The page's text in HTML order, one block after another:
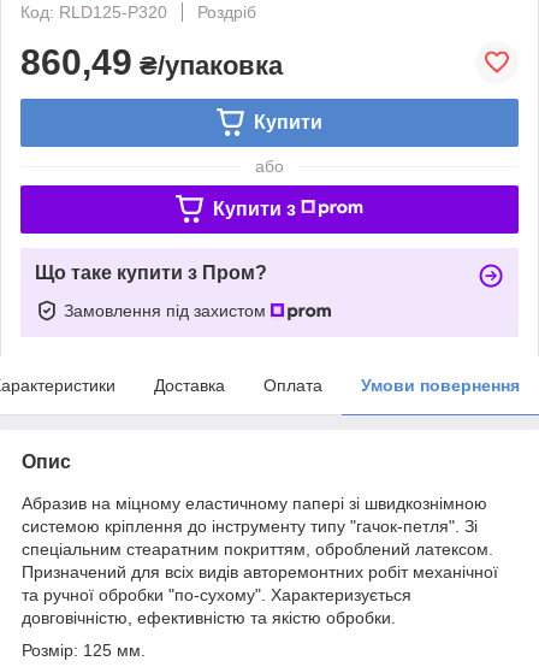
Код: RLD125-P320
Роздріб
860,49 ₴/упаковка
Купити
або
Купити з
Що таке купити з Пром?
Замовлення під захистом
Доставка Оплата Умови повернення
Опис
Абразив на міцному еластичному папері зі швидкознімною
системою кріплення до інструменту типу "гачок-петля". Зі
спеціальним стеаратним покриттям, оброблений латексом.
Призначений для всіх видів авторемонтних робіт механічної
та ручної обробки "по-сухому". Характеризується
довговічністю, ефективністю та якістю обробки.
Розмір: 125 мм.